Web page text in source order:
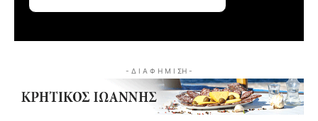
- Δ Ι Α Φ Η Μ Ι ΣΗ -